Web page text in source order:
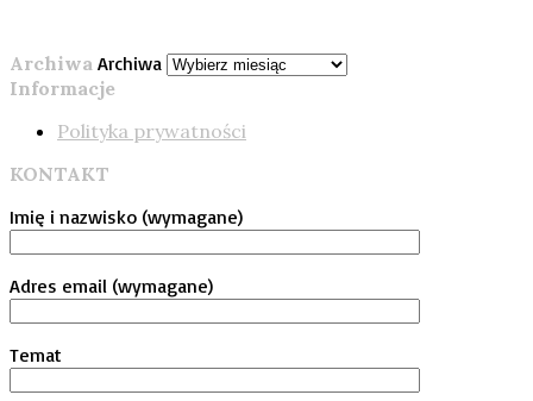
Archiwa Archiwa
Informacje
Polityka prywatności
KONTAKT
Imię i nazwisko (wymagane)
Adres email (wymagane)
Temat